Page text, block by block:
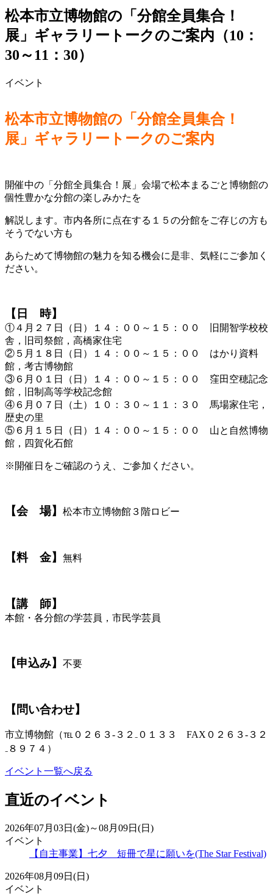
松本市立博物館の「分館全員集合！
展」ギャラリートークのご案内（10：
30～11：30）
イベント
松本市立博物館の「分館全員集合！
展」ギャラリートークのご案内
開催中の「分館全員集合！展」会場で松本まるごと博物館の
個性豊かな分館の楽しみかたを
解説します。市内各所に点在する１５の分館をご存じの方も
そうでない方も
あらためて博物館の魅力を知る機会に是非、気軽にご参加く
ださい。
【日 時】
①４月２７日（日）１４：００～１５：００ 旧開智学校校
舎，旧司祭館，高橋家住宅
②５月１８日（日）１４：００～１５：００ はかり資料
館，考古博物館
③６月０１日（日）１４：００～１５：００ 窪田空穂記念
館，旧制高等学校記念館
④６月０７日（土）１０：３０～１１：３０ 馬場家住宅，
歴史の里
⑤６月１５日（日）１４：００～１５：００ 山と自然博物
館，四賀化石館
※開催日をご確認のうえ、ご参加ください。
【会 場】 松本市立博物館３階ロビー
【料 金】 無料
【講 師】
本館・各分館の学芸員，市民学芸員
【申込み】 不要
【問い合わせ】
市立博物館（℡０２６３-３２₋０１３３ FAX０２６３-３２
₋８９７４）
イベント一覧へ戻る
直近のイベント
2026年07月03日(金)～08月09日(日)
イベント
【自主事業】七夕 短冊で星に願いを(The Star Festival)
2026年08月09日(日)
イベント